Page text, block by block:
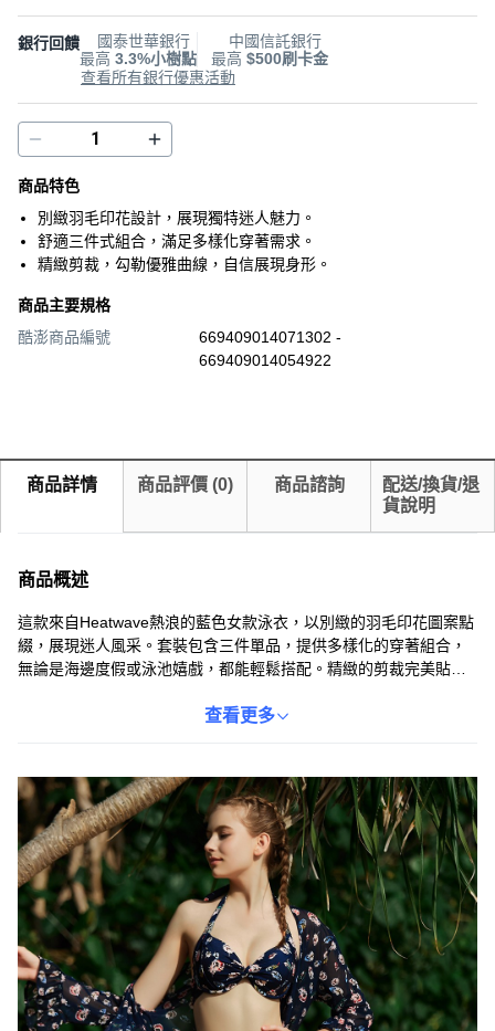
銀行回饋
國泰世華銀行
最高 3.3%小樹點
中國信託銀行
最高 $500刷卡金
查看所有銀行優惠活動
商品特色
別緻羽毛印花設計，展現獨特迷人魅力。
舒適三件式組合，滿足多樣化穿著需求。
精緻剪裁，勾勒優雅曲線，自信展現身形。
商品主要規格
酷澎商品編號
669409014071302 -
669409014054922
商品詳情 商品評價 (0) 商品諮詢
配送/換貨/退
貨說明
商品概述
這款來自Heatwave熱浪的藍色女款泳衣，以別緻的羽毛印花圖案點
綴，展現迷人風采。套裝包含三件單品，提供多樣化的穿著組合，
無論是海邊度假或泳池嬉戲，都能輕鬆搭配。精緻的剪裁完美貼合
軟，帶來舒適的穿著感受，讓您盡情享受水上時光。質感藍色調百
查看更多